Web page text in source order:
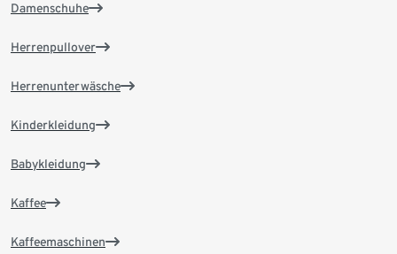
Damenschuhe
Herrenpullover
Herrenunterwäsche
Kinderkleidung
Babykleidung
Kaffee
Kaffeemaschinen